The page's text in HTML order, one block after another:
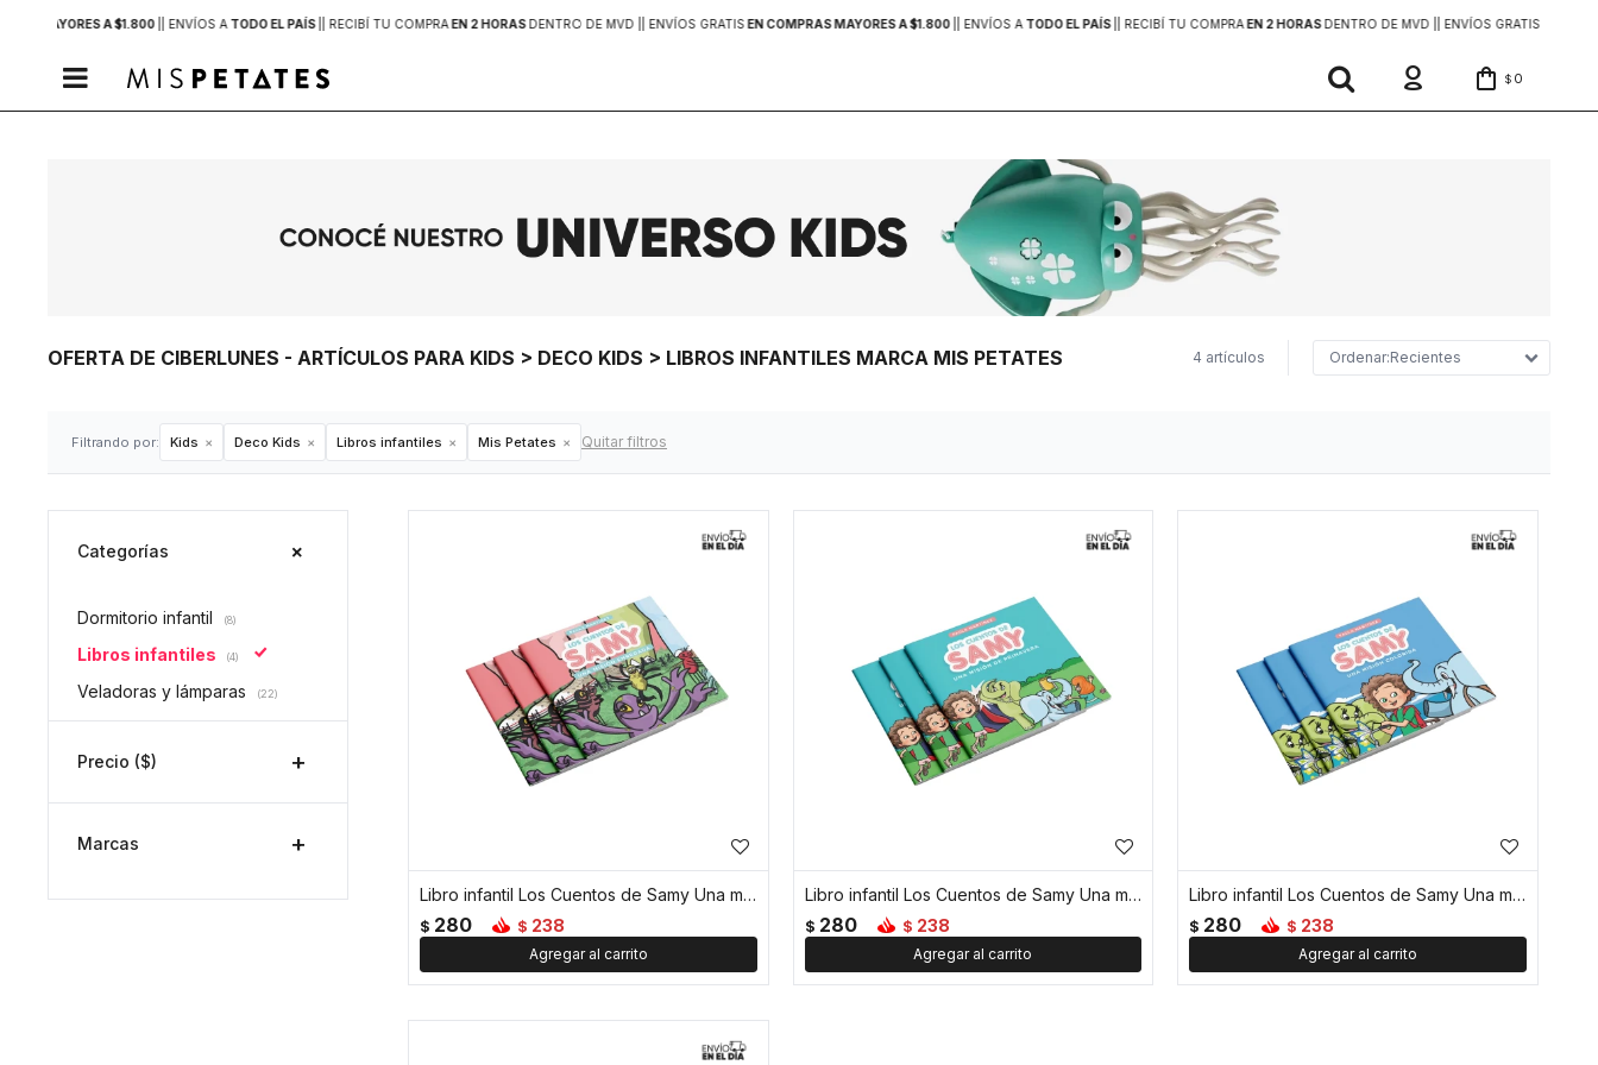
MAYORES A $1.800 | ENVÍOS A TODO EL PAÍS | RECIBÍ TU COMPRAEN 2 HORASDENTRO DE MVD | | ENVÍOS GRATISEN COMPRAS MAYORES A $1.800 | ENVÍOS A TODO EL PAÍS | RECIBÍ TU COMPRAEN 2 HORASDENTRO DE MVD | | ENVÍOS GRATIS
 $ 0
OFERTA DE CIBERLUNES - ARTÍCULOS PARA KIDS > DECO KIDS > LIBROS INFANTILES MARCA MIS PETATES 4 artículos Recientes
Filtrando por: Kids Deco Kids Libros infantiles Mis Petates Quitar filtros
Libro infantil Los Cuentos de Samy Una misión enredada
$ 280 $ 238
Libro infantil Los Cuentos de Samy Una misión de primavera
$ 280 $ 238
Libro infantil Los Cuentos de Samy Una misión colorida
$ 280 $ 238
Categorías
Dormitorio infantil (8)
Libros infantiles (4)
Veladoras y lámparas (22)
Precio ($)
Marcas